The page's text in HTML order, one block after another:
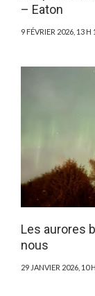
– Eaton
9 FÉVRIER 2026, 13 H
Les aurores
nous
29 JANVIER 2026, 10